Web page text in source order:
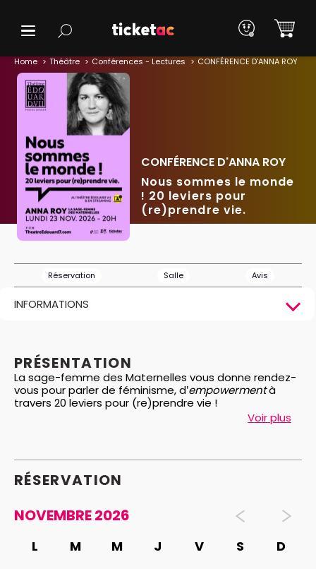
Home Théâtre Conférences - Lectures CONFÉRENCE D'ANNA ROY
CONFÉRENCE D'ANNA ROY
Nous sommes le monde
! 20 leviers pour
(re)prendre vie.
Réservation Salle Avis
INFORMATIONS
PRÉSENTATION
La sage-femme des Maternelles vous donne rendez-
vous pour parler de féminisme, d’empowermentà
travers 20 leviers pour (re)prendre vie !
Voir plus
RÉSERVATION
NOVEMBRE 2026
L M M J V S D